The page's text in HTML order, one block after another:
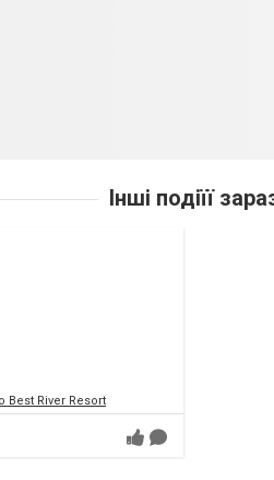
Інші подіїї
Best River Resort